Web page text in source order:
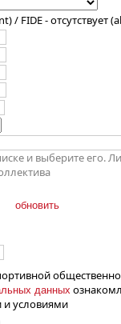
/ FIDE - отсутствует
и выберите его.
обновить
данных
и условиями